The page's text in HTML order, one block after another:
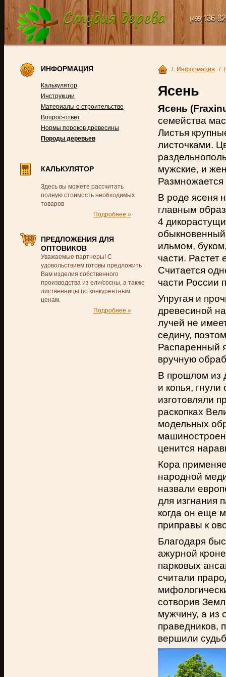
(499)136-
ИНФОРМАЦИЯ
Калькулятор
Инструкции
Материалы о строительстве
Вопрос-ответ
Нормы пороков древесины
Породы деревьев
КАЛЬКУЛЯТОР
Здесь вы можете рассчитать
полную стоимость необходимых
товаров
Подробнее »
ПРЕДЛОЖЕНИЯ ДЛЯ
ОПТОВИКОВ
Уважаемые партнеры! С
удовольствием готовы предложить
Вам изделия собственного
производства из ели/сосны, а также
лиственницы по конкурентным
ценам.
Подробнее »
/ Информация /
Ясень
Ясень
семейства
Листья
листочками.
мужские, и
В роде ясеня
главным
4
ильмом,
части. Растет
Считается
части России
Упругая и
древесиной
лучей не
седину,
Распаренный
вручную
В прошлом из
и копья,
изготовляли
раскопках
модельных
ценится
Кора
народной
назвали
для изгнания
когда он еще
приправы к
Благодаря
ажурной
парковых
считали
сотворив
мужчину, а из
праведников,
вершили